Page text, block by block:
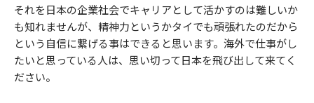
それを日本の企業社会でキャリアとして活かすのは難しいか
も知れませんが、精神力というかタイでも頑張れたのだから
という自信に繋げる事はできると思います。海外で仕事がし
たいと思っている人は、思い切って日本を飛び出して来てく
ださい。